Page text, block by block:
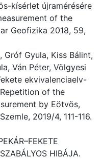
kísérlet újramérésére
of the
Geofizika 2018, 59,
Gróf Gyula, Kiss Bálint,
Ván Péter, Völgyesi
ekvivalenciaelv-
of the
by Eötvös,
2019/4, 111-116.
HIBÁJA.